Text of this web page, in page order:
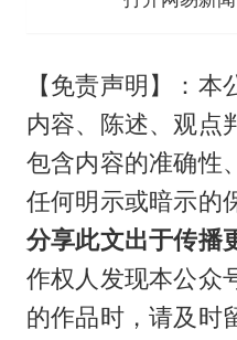
【免责声明】：
内容、陈述、观点
包含内容的准确性
任何明示或暗示的
分享此文出于传播
作权人发现本公众
的作品时，请及时